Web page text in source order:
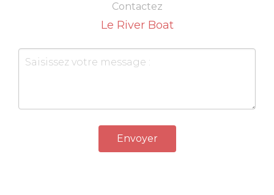
Contactez
Le River Boat
Envoyer